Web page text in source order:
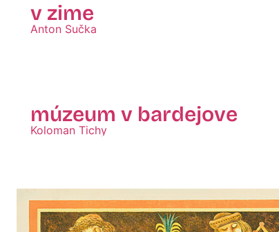
v zime
Anton Sučka
múzeum v bardejove
Koloman Tichy